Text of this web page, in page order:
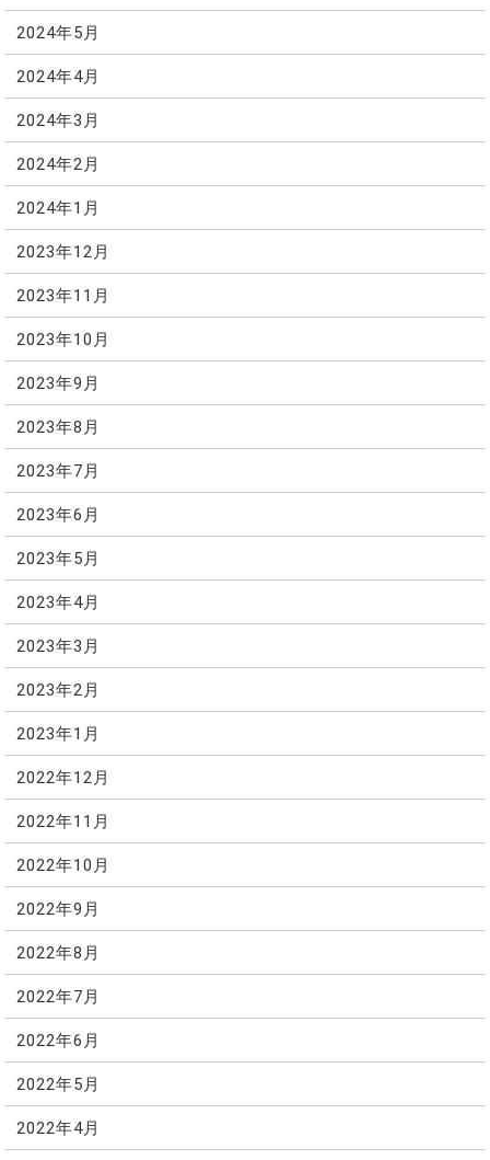
2024年5月
2024年4月
2024年3月
2024年2月
2024年1月
2023年12月
2023年11月
2023年10月
2023年9月
2023年8月
2023年7月
2023年6月
2023年5月
2023年4月
2023年3月
2023年2月
2023年1月
2022年12月
2022年11月
2022年10月
2022年9月
2022年8月
2022年7月
2022年6月
2022年5月
2022年4月